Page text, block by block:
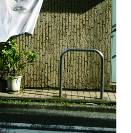
ープン講座・展覧会